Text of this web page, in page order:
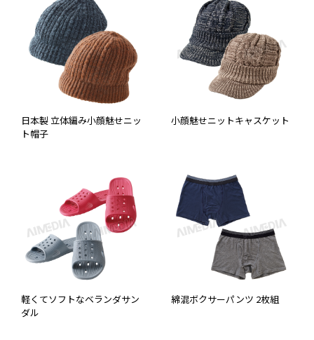
日本製 立体編み小顔魅せニッ
ト帽子
小顔魅せニットキャスケット
軽くてソフトなベランダサン
ダル
綿混ボクサーパンツ 2枚組